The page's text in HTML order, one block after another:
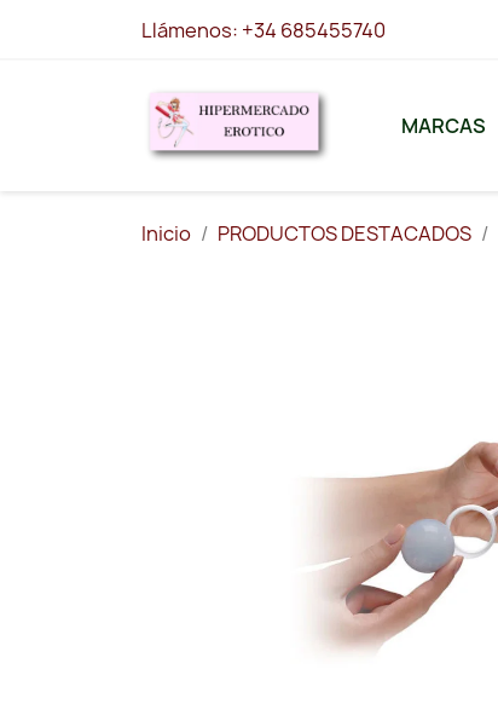
Llámenos: +34 685455740
MARCAS
Inicio PRODUCTOS DESTACADOS